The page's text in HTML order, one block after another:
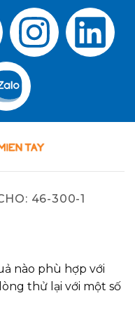
46-300-1
nào phù hợp với
thử lại với một số